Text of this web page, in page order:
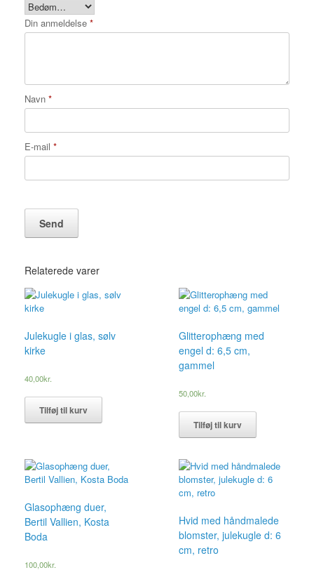
Din anmeldelse *
Navn *
E-mail *
Relaterede varer
Julekugle i glas, sølv
kirke
40,00kr.
Tilføj til kurv
Glitterophæng med
engel d: 6,5 cm,
gammel
50,00kr.
Tilføj til kurv
Glasophæng duer,
Bertil Vallien, Kosta
Boda
100,00kr.
Hvid med håndmalede
blomster, julekugle d: 6
cm, retro